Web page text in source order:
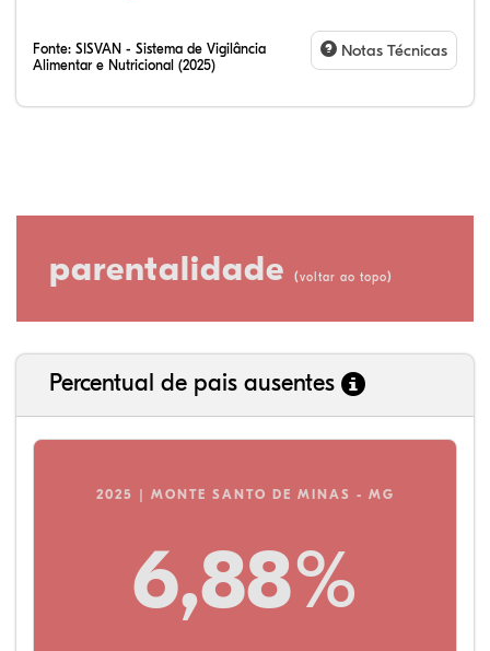
Fonte: SISVAN - Sistema de Vigilância
Alimentar e Nutricional (2025)
Notas Técnicas
parentalidade (voltar ao topo)
Percentual de pais ausentes
2025 | MONTE SANTO DE MINAS - MG
6,88%